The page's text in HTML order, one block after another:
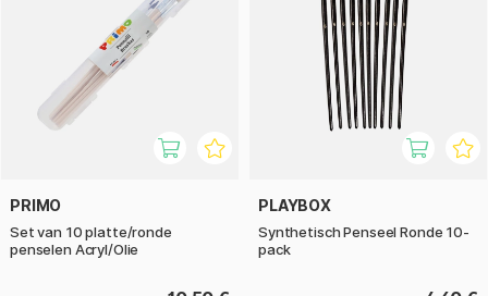
PRIMO
Set van 10 platte/ronde
penselen Acryl/Olie
PLAYBOX
Synthetisch Penseel Ronde 10-
pack